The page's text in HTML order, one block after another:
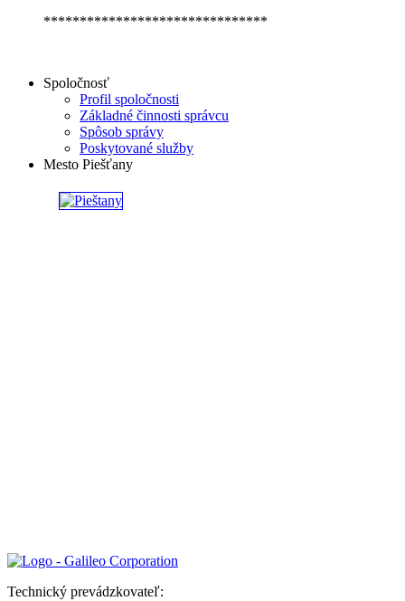
*******************************
Spoločnosť
Profil spoločnosti
Základné činnosti správcu
Spôsob správy
Poskytované služby
Mesto Piešťany
Technický prevádzkovateľ: